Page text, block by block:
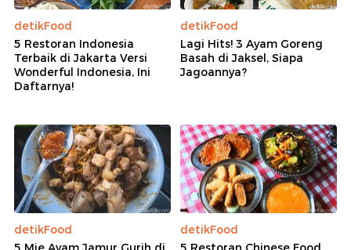
detikFood
5 Restoran Indonesia
Terbaik di Jakarta Versi
Wonderful Indonesia, Ini
Daftarnya!
detikFood
Lagi Hits! 3 Ayam Goreng
Basah di Jaksel, Siapa
Jagoannya?
detikFood
detikFood